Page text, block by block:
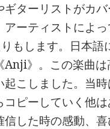
ターリストがカバ
ーティストによ
もします。日本語
》。この楽曲は
こしました。当
ピーしていく他
した時の感動、